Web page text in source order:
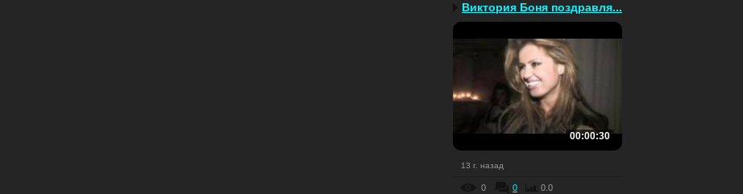
Виктория Боня поздравля...
00:00:30
13 г. назад
0 0 0.0